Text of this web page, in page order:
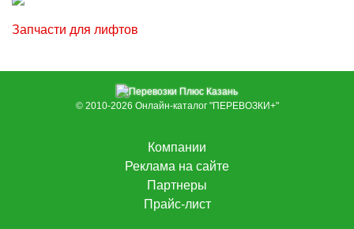
Запчасти для лифтов
© 2010-2026 Онлайн-каталог "ПЕРЕВОЗКИ+"
Компании
Реклама на сайте
Партнеры
Прайс-лист